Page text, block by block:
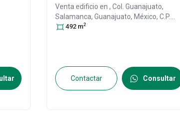
Venta edificio en, Col. Guanajuato,
Salamanca, Guanajuato, México, C.P.
36780, ID:
492 m2
Contactar Consultar